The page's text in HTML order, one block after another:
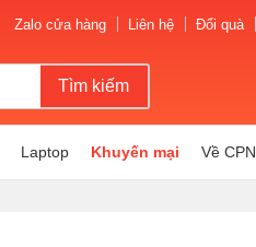
Zalo cửa hàng Liên hệ Đổi quà
Tìm kiếm
Laptop Khuyến mại Về CPN